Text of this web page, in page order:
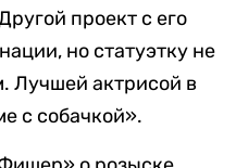
проект с его
но статуэтку не
Лучшей актрисой в
с собачкой».